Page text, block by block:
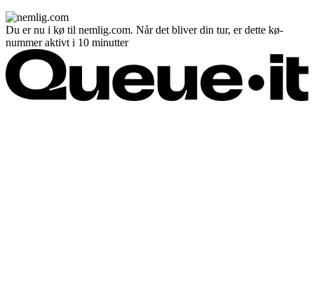
Du er nu i kø til nemlig.com. Når det bliver din tur, er dette kø-
nummer aktivt i 10 minutter